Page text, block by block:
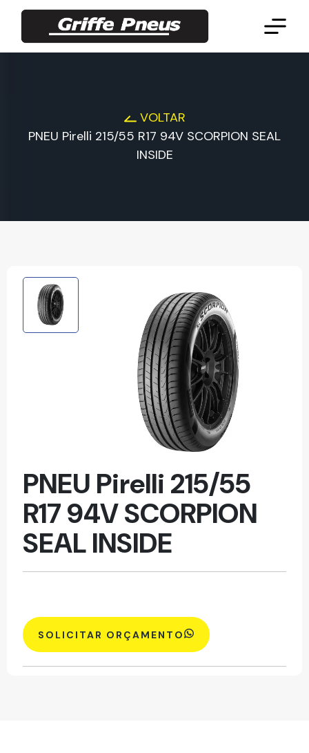
VOLTAR
PNEU Pirelli 215/55 R17 94V SCORPION SEAL
INSIDE
PNEU Pirelli 215/55
R17 94V SCORPION
SEAL INSIDE
SOLICITAR ORÇAMENTO